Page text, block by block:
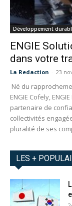
Développement
ENGIE
dans votre
La Redaction - 23
Né du
ENGIE Cofely,
partenaire de
collectivités
pluralité de ses
LES +